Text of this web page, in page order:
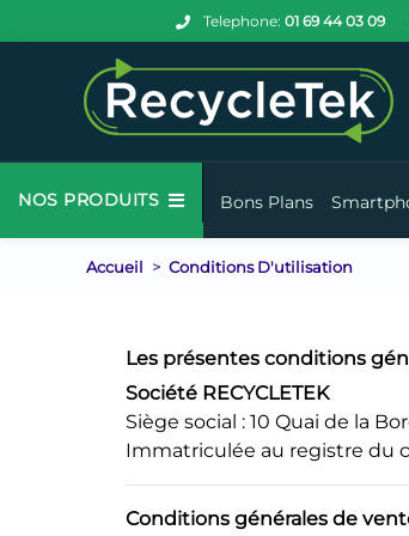
Telephone: 01 69 44 03 09
NOS PRODUITS Bons Plans
Accueil Conditions D'utilisation
Les présentes conditions
Société RECYCLETEK
Siège social : 10 Quai de la
Immatriculée au registre du
Conditions générales de